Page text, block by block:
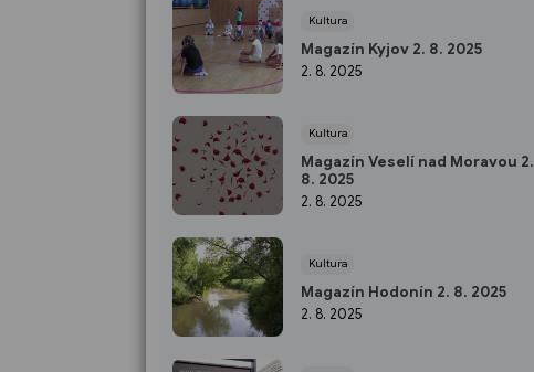
Kultura
Magazín Kyjov 2. 8. 2025
2. 8. 2025
Kultura
Magazín Veselí nad Moravou 2.
8. 2025
2. 8. 2025
Kultura
Magazín Hodonín 2. 8. 2025
2. 8. 2025